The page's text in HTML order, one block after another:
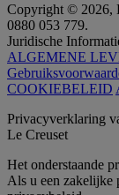
Copyright © 2026,
0880 053 779.
Juridische
ALGEMENE
COOKIEBELEID
Privacyverklaring
Le Creuset
Het onderstaande
Als u een zakelijke